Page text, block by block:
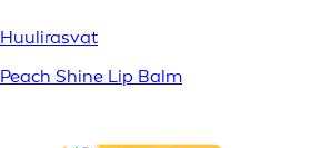
Huulirasvat
Peach Shine Lip Balm